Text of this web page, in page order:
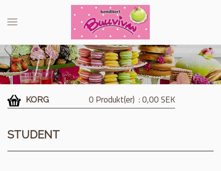
KORG 0 Produkt(er) : 0,00 SEK
STUDENT